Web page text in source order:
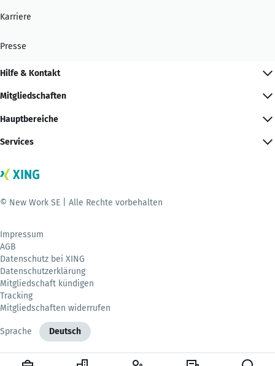
Karriere
Presse
Hilfe & Kontakt
Mitgliedschaften
Hauptbereiche
Services
© New Work SE | Alle Rechte vorbehalten
Impressum
AGB
Datenschutz bei XING
Datenschutzerklärung
Mitgliedschaft kündigen
Tracking
Mitgliedschaften widerrufen
Sprache Deutsch